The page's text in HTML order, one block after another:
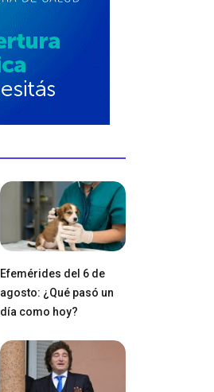
Efemérides del 6 de
agosto: ¿Qué pasó un
día como hoy?